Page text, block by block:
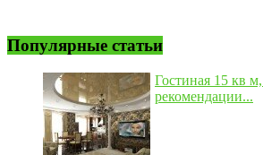
Популярные статьи
Гостиная 15 кв
рекомендации...